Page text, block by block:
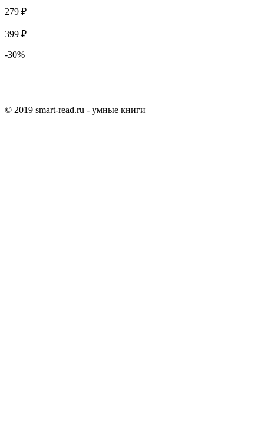
279 ₽
399 ₽
-30%
© 2019 smart-read.ru - умные книги